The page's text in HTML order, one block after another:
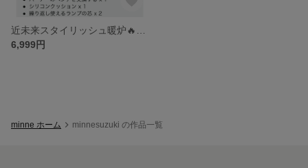
6,999円
minne ホーム minnesuzuki の作品一覧